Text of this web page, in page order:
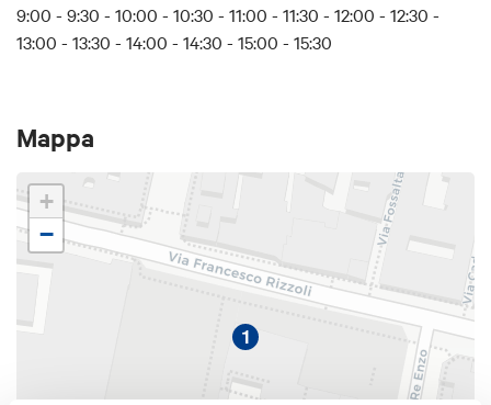
Intero
: € 60
Ridotto Card Cultura e Bologna Welcome Card
Il tour sarà confermato con un
Per questo tour sono disponibili solo bici da adulto.
Se ti serve una bicicletta per bambini o ragazzi, contattaci
prima di prenotare e proveremo a soddisfare la tua
Noleggio bicicletta per il tour e le due ore successive
9:00 - 9:30 - 10:00 - 10:30 - 11:00 - 11:30 - 12:00 - 12:30 -
13:00 - 13:30 - 14:00 - 14:30 - 15:00 - 15:30
Mappa
1
+
−